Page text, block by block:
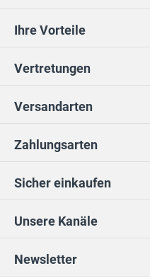
Unsere Kanäle
Ihre Vorteile
Vertretungen
Sicher einkaufen
Newsletter
Zahlungsarten
Versandarten